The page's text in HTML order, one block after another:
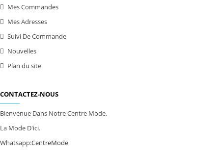
Mes Commandes
Mes Adresses
Suivi De Commande
Nouvelles
Plan du site
CONTACTEZ-NOUS
Bienvenue Dans Notre Centre Mode.
La Mode D'ici.
Whatsapp:CentreMode